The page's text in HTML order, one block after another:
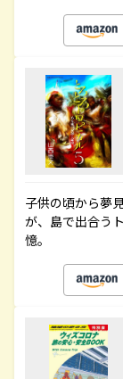
子供の頃から夢
が、島で出合う
憶。